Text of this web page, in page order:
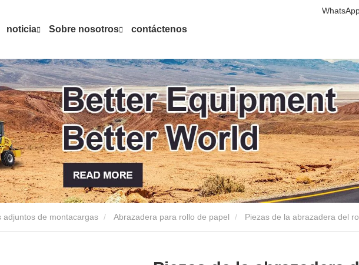
noticia Sobre nosotros contáctenos
adjuntos de montacargas Abrazadera para rollo de papel Piezas de la abrazadera del